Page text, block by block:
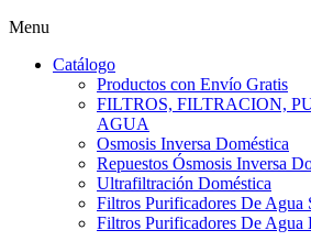
Menu
Catálogo
Productos con Envío Gratis
FILTROS, FILTRACION,
AGUA
Osmosis Inversa Doméstica
Repuestos Ósmosis Inversa
Ultrafiltración Doméstica
Filtros Purificadores De Agua
Filtros Purificadores De Agua